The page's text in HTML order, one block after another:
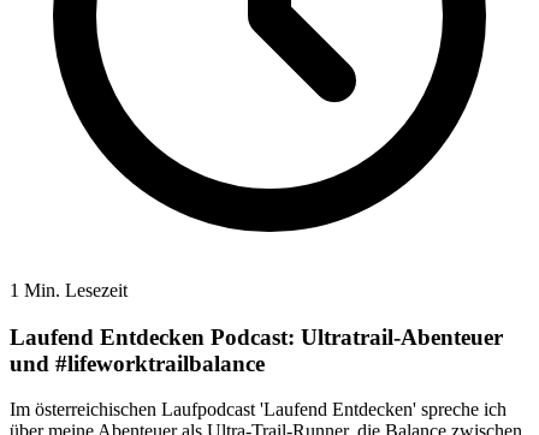
1 Min. Lesezeit
Laufend Entdecken Podcast: Ultratrail-Abenteuer
und #lifeworktrailbalance
Im österreichischen Laufpodcast 'Laufend Entdecken' spreche ich